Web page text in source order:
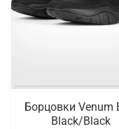
Борцовки Venum
Black/Black